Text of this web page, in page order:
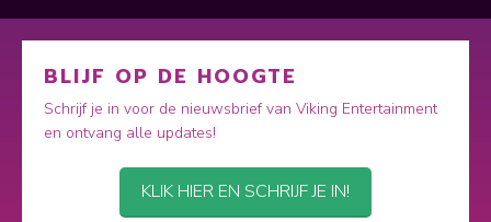
BLIJF OP DE HOOGTE
Schrijf je in voor de nieuwsbrief van Viking Entertainment
en ontvang alle updates!
KLIK HIER EN SCHRIJF JE IN!